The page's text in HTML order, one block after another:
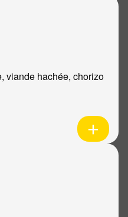
viande hachée, chorizo